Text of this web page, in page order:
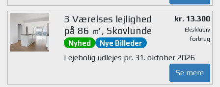
3 Værelses lejlighed
på 86 ㎡, Skovlunde
Nyhed Nye Billeder
kr. 13.300
Eksklusiv
forbrug
Lejebolig udlejes pr. 31. oktober 2026
Se mere